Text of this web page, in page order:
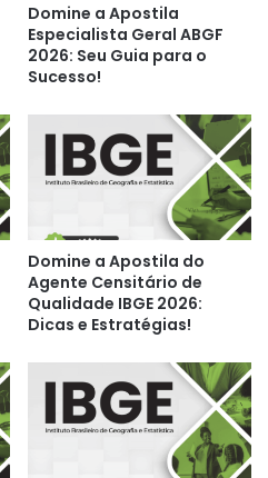
Domine a Apostila
Especialista Geral ABGF
2026: Seu Guia para o
Sucesso!
Domine a Apostila do
Agente Censitário de
Qualidade IBGE 2026:
Dicas e Estratégias!